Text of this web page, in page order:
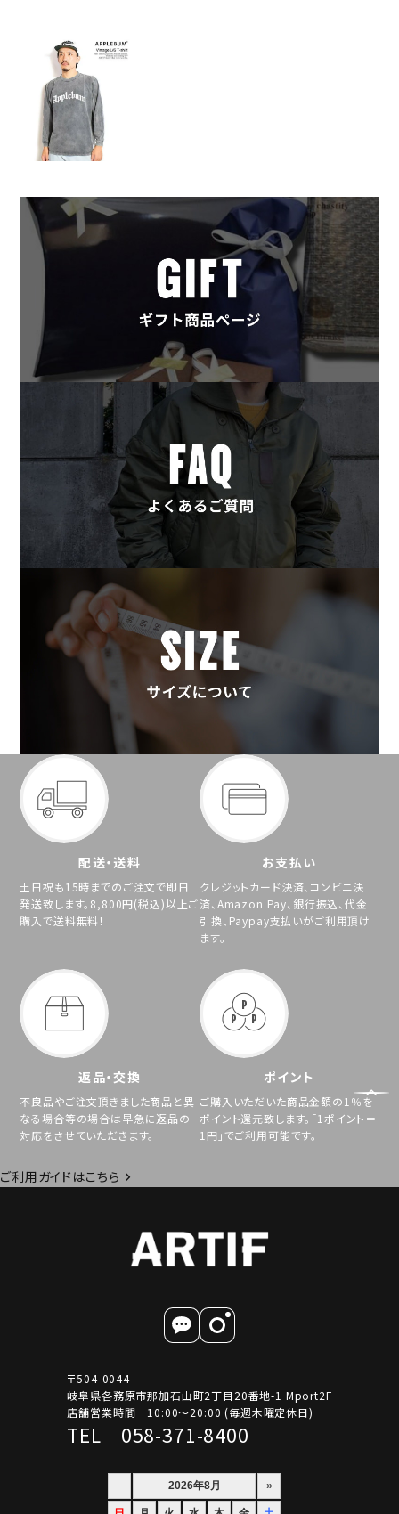
配送・送料
土日祝も15時までのご注文で即日
発送致します。8,800円(税込)以上ご
購入で送料無料！
お支払い
クレジットカード決済、コンビニ決
済、Amazon Pay、銀行振込、代金
引換、Paypay支払いがご利用頂け
ます。
返品・交換
不良品やご注文頂きました商品と異
なる場合等の場合は早急に返品の
対応をさせていただきます。
ポイント
ご購入いただいた商品金額の1％を
ポイント還元致します。「1ポイント＝
1円」でご利用可能です。
ご利用ガイドはこちら
〒504-0044
岐阜県各務原市那加石山町2丁目20番地-1 Mport2F
店舗営業時間 10:00～20:00 (毎週木曜定休日)
TEL 058-371-8400